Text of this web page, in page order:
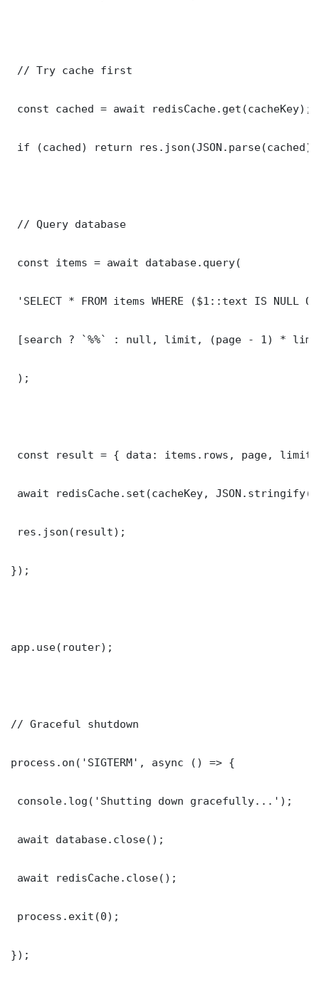
// Try cache first
const cached = await redisCache.get(cacheKey);
if (cached) return
// Query database
const items = await database.query(
'SELECT * FROM items WHERE ($1::text IS NULL
[search ? `%%` : null, limit, (page - 1) *
);
const result = { data: items.rows, page,
await redisCache.set(cacheKey,
res.json(result);
});
app.use(router);
// Graceful shutdown
process.on('SIGTERM', async () => {
console.log('Shutting down gracefully...');
await database.close();
await redisCache.close();
process.exit(0);
});